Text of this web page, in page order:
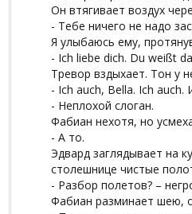
Он втягивает воздух
- Тебе ничего не надо
Я улыбаюсь ему,
- Ich liebe dich. Du weißt
Тревор вздыхает. Тон у
- Ich auch, Bella. Ich auch.
- Неплохой слоган.
Фабиан нехотя, но
- А то.
Эдвард заглядывает на
столешнице чистые
- Разбор полетов? –
Фабиан разминает шею,